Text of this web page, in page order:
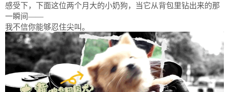
感受下，下面这位两个月大的小奶狗，当它从背包里钻出来的那
一瞬间——
我不信你能够忍住尖叫。